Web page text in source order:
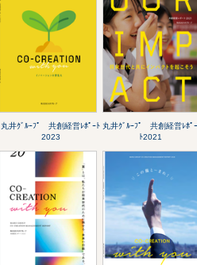
丸井ｸﾞﾙｰﾌﾟ 共創経営ﾚﾎﾟｰﾄ
2023
丸井ｸﾞﾙｰﾌﾟ 共創経営ﾚﾎﾟ
ﾄ2021